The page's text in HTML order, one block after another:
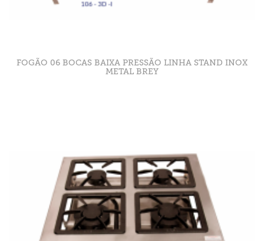
FOGÃO 06 BOCAS BAIXA PRESSÃO LINHA STAND INOX
METAL BREY